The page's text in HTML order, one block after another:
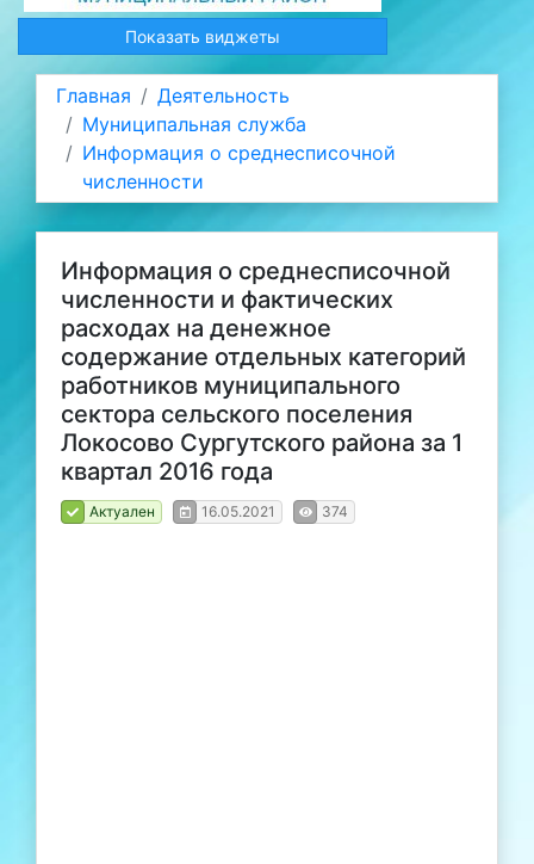
Показать виджеты
Главная
Деятельность
Муниципальная служба
Информация о среднесписочной
численности
Информация о среднесписочной
численности и фактических
расходах на денежное
содержание отдельных категорий
работников муниципального
сектора сельского поселения
Локосово Сургутского района за 1
квартал 2016 года
Актуален 16.05.2021 374